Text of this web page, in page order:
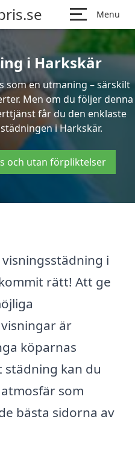
Menu
i Harkskär
som en utmaning – särskilt
Men om du följer denna
får du den enklaste
i Harkskär.
och utan förpliktelser
i
rätt! Att ge
är
köparnas
kan du
som
bästa sidorna av